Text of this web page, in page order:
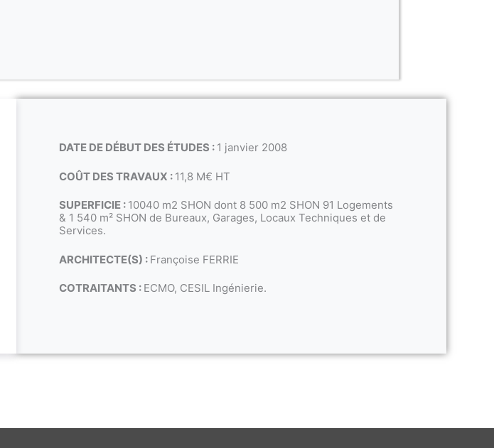
DATE DE DÉBUT DES ÉTUDES : 1 janvier 2008
COÛT DES TRAVAUX : 11,8 M€ HT
SUPERFICIE : 10040 m2 SHON dont 8 500 m2 SHON 91 Logements
& 1 540 m² SHON de Bureaux, Garages, Locaux Techniques et de
Services.
ARCHITECTE(S) : Françoise FERRIE
COTRAITANTS : ECMO, CESIL Ingénierie.